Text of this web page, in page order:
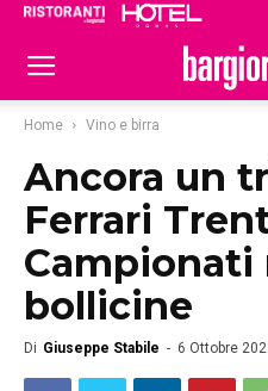
Home Vino e birra
Ancora un
Ferrari
bollicine
Di Giuseppe Stabile - 6 Ottobre